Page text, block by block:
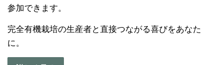
参加できます。
完全有機栽培の生産者と直接つながる喜びをあなた
に。